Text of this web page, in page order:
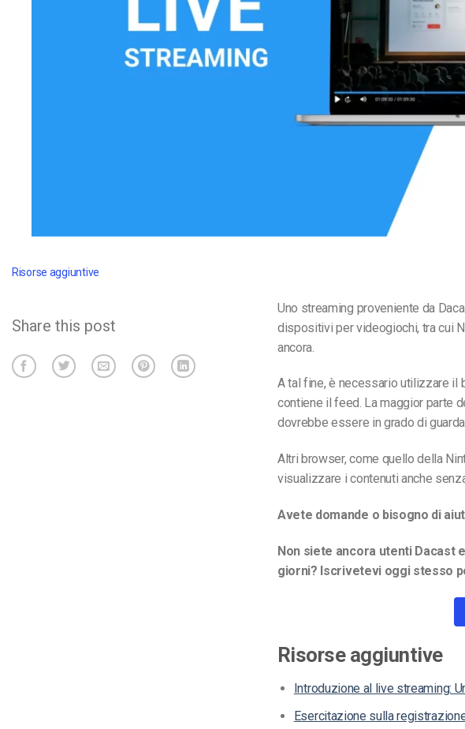
Privacy e Sicurezza
Risorse aggiuntive
Share this post
Uno streaming proveniente da
dispositivi per videogiochi, tra cui
ancora.
A tal fine, è necessario utilizzare il
contiene il feed. La maggior parte
dovrebbe essere in grado di
Altri browser, come quello della
visualizzare i contenuti anche
Avete domande o bisogno di
Non siete ancora utenti Dacast
giorni? Iscrivetevi oggi stesso
Risorse aggiuntive
Introduzione al live streaming:
Esercitazione sulla